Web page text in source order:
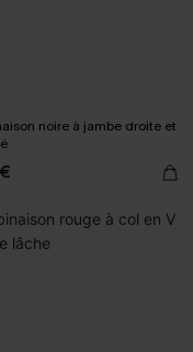
noire à jambe droite et